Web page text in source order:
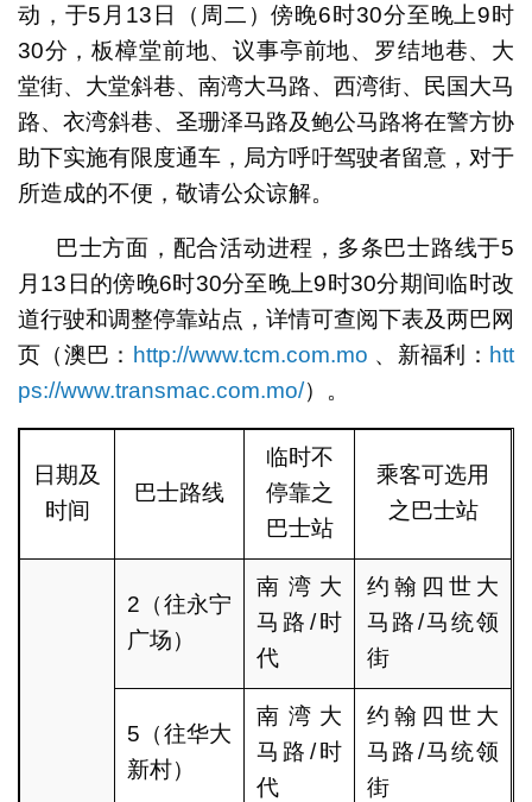
动，于5月13日（周二）傍晚6时30分至晚上9时
30分，板樟堂前地、议事亭前地、罗结地巷、大
堂街、大堂斜巷、南湾大马路、西湾街、民国大马
路、衣湾斜巷、圣珊泽马路及鲍公马路将在警方协
助下实施有限度通车，局方呼吁驾驶者留意，对于
所造成的不便，敬请公众谅解。
巴士方面，配合活动进程，多条巴士路线于5
月13日的傍晚6时30分至晚上9时30分期间临时改
道行驶和调整停靠站点，详情可查阅下表及两巴网
页（澳巴： http://www.tcm.com.mo 、新福利： htt
ps://www.transmac.com.mo/）。
日期及
时间
巴士路线
临时不
停靠之
巴士站
乘客可选用
之巴士站
2（往永宁
广场）
南湾大
马路/时
代
约翰四世大
马路/马统领
街
5（往华大
新村）
南湾大
马路/时
代
约翰四世大
马路/马统领
街